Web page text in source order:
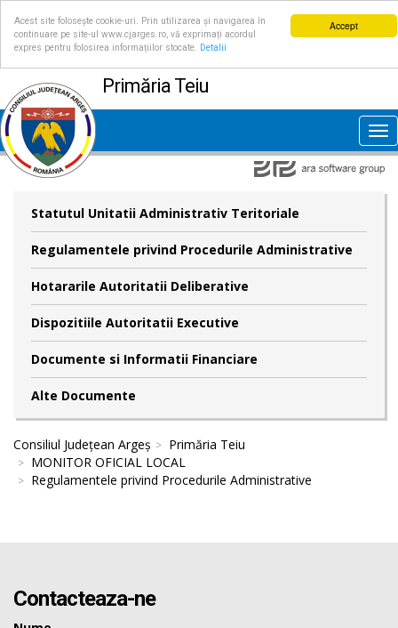
Accept
Acest site folosește cookie-uri. Prin utilizarea și navigarea în
continuare pe site-ul www.cjarges.ro, vă exprimați acordul
expres pentru folosirea informațiilor stocate.
Detalii
Primăria Teiu
Statutul Unitatii Administrativ Teritoriale
Regulamentele privind Procedurile Administrative
Hotararile Autoritatii Deliberative
Dispozitiile Autoritatii Executive
Documente si Informatii Financiare
Alte Documente
Consiliul Județean Argeș
Primăria Teiu
MONITOR OFICIAL LOCAL
Regulamentele privind Procedurile Administrative
Contacteaza-ne